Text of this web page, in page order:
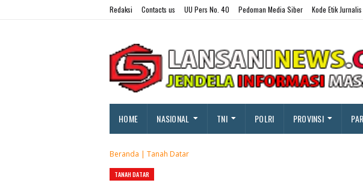
Redaksi Contacts us UU Pers No. 40 Pedoman Media Siber Kode Etik Jurnalis
HOME NASIONAL TNI POLRI PROVINSI
Beranda | Tanah Datar
TANAH DATAR